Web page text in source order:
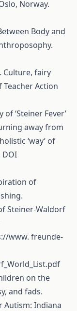
Norway.
Body and
Culture, fairy
Teacher Action
‘Steiner Fever’
away from
‘way’ of
DOI
of
Steiner-Waldorf
www. freunde-
on the
and fads.
Autism: Indiana